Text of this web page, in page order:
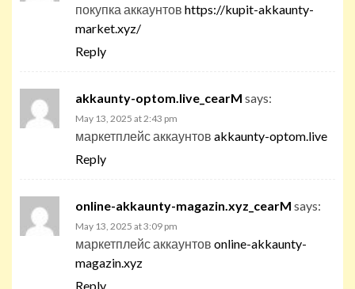
покупка аккаунтов https://kupit-akkaunty-
market.xyz/
Reply
akkaunty-optom.live_cearM says:
May 13, 2025 at 2:43 pm
маркетплейс аккаунтов akkaunty-optom.live
Reply
online-akkaunty-magazin.xyz_cearM says:
May 13, 2025 at 3:09 pm
маркетплейс аккаунтов online-akkaunty-
magazin.xyz
Reply